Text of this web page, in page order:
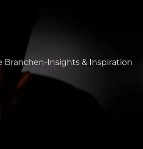
Branchen-Insights & Inspiration